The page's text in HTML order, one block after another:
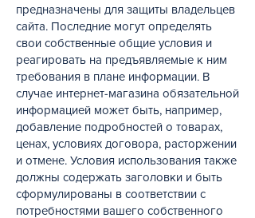
предназначены для защиты владельцев
сайта. Последние могут определять
свои собственные общие условия и
реагировать на предъявляемые к ним
требования в плане информации. В
случае интернет-магазина обязательной
информацией может быть, например,
добавление подробностей о товарах,
ценах, условиях договора, расторжении
и отмене. Условия использования также
должны содержать заголовки и быть
сформулированы в соответствии с
потребностями вашего собственного